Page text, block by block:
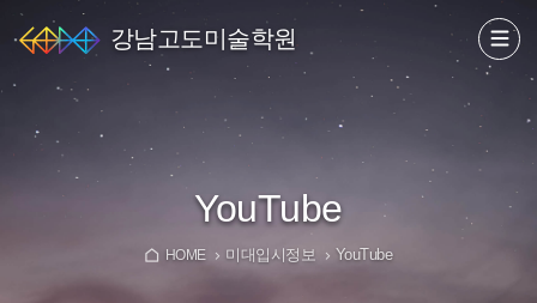
강남고도미술학원
YouTube
HOME 미대입시정보 YouTube